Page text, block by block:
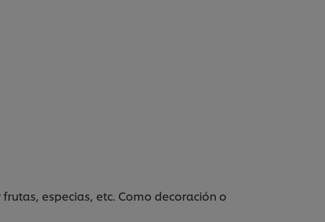
especias, etc. Como decoración o